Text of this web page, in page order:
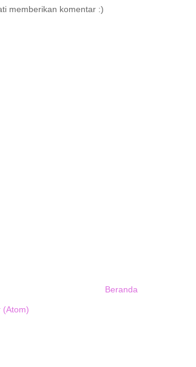
memberikan komentar :)
Beranda
(Atom)